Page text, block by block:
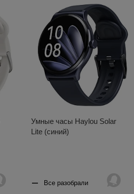
Умные часы Haylou Solar
Lite (синий)
Все разобрали